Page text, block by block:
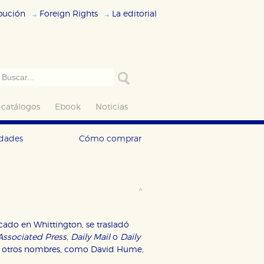
Foreign Rights La editorial
catálogos Ebook Noticias
Cómo comprar
en Whittington, se trasladó
Press, Daily Mail o Daily
nombres, como David Hume,